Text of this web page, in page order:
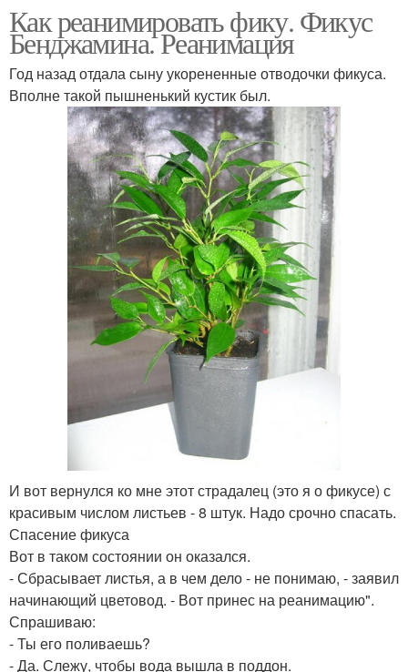
Как реанимировать фику. Фикус
Бенджамина. Реанимация
Год назад отдала сыну укорененные отводочки фикуса.
Вполне такой пышненький кустик был.
И вот вернулся ко мне этот страдалец (это я о фикусе) с
красивым числом листьев - 8 штук. Надо срочно спасать.
Спасение фикуса
Вот в таком состоянии он оказался.
- Сбрасывает листья, а в чем дело - не понимаю, - заявил
начинающий цветовод. - Вот принес на реанимацию".
Спрашиваю:
- Ты его поливаешь?
- Да. Слежу, чтобы вода вышла в поддон.